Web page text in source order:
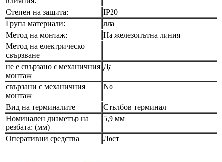
Степен на защита:
IP20
Група материали:
лла
Метод на монтаж:
На железопътна линия
Метод на електрическо
свързване
не е свързано с механичния
монтаж
Да
свързани с механичния
монтаж
No
Вид на терминалите
Стълбов терминал
Номинален диаметър на
резбата: (мм)
5,9 мм
Оперативни средства Лост